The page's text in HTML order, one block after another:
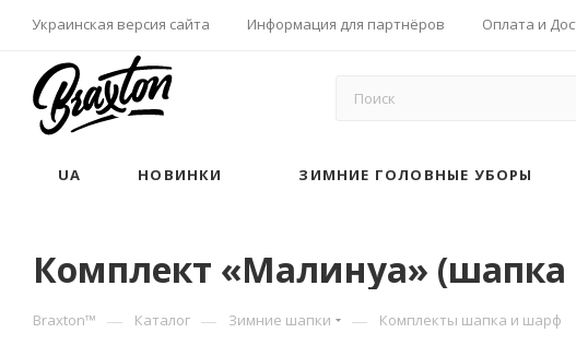
Украинская версия сайта Информация для партнёров Оплата и
UA НОВИНКИ ЗИМНИЕ ГОЛОВНЫЕ УБОРЫ
Комплект «Малинуа» (шапка
Braxton™ — Каталог — Зимние шапки — Комплекты шапка и шарф